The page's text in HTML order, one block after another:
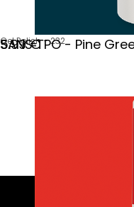
Gel Polish - 232
SANS TPO - Pine
5.99 €